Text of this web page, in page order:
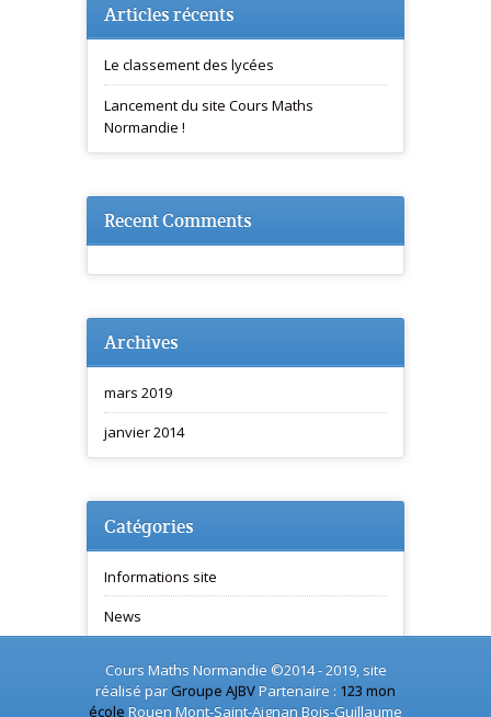
Articles récents
Le classement des lycées
Lancement du site Cours Maths
Normandie !
Recent Comments
Archives
mars 2019
janvier 2014
Catégories
Informations site
News
Cours Maths Normandie ©2014 - 2019, site
réalisé parGroupe AJBVPartenaire : 123 mon
école Rouen Mont-Saint-Aignan Bois-Guillaume